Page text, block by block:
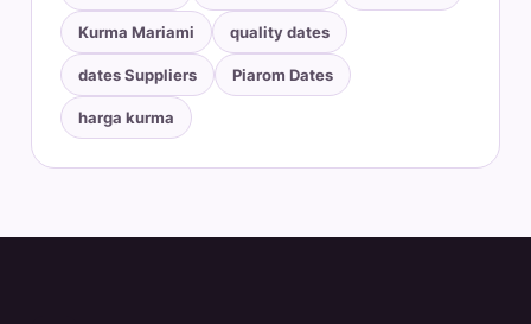
Kurma Mariami quality dates
dates Suppliers Piarom Dates
harga kurma